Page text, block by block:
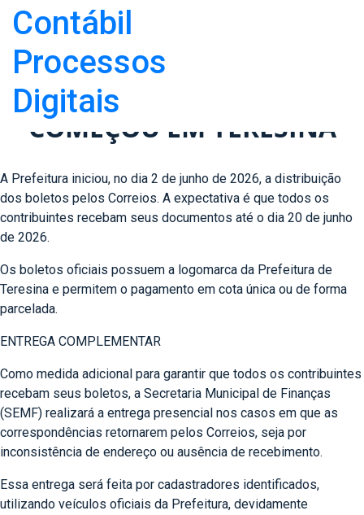
IPTU/TERESINA:
DISTRIBUIÇÃO DOS
BOLETOS DO IPTU 2026 JÁ
COMEÇOU EM TERESINA
A Prefeitura iniciou, no dia 2 de junho de 2026, a distribuição
dos boletos pelos Correios. A expectativa é que todos os
contribuintes recebam seus documentos até o dia 20 de junho
de 2026.
Os boletos oficiais possuem a logomarca da Prefeitura de
Teresina e permitem o pagamento em cota única ou de forma
parcelada.
ENTREGA COMPLEMENTAR
Como medida adicional para garantir que todos os contribuintes
recebam seus boletos, a Secretaria Municipal de Finanças
(SEMF) realizará a entrega presencial nos casos em que as
correspondências retornarem pelos Correios, seja por
inconsistência de endereço ou ausência de recebimento.
Essa entrega será feita por cadastradores identificados,
utilizando veículos oficiais da Prefeitura, devidamente